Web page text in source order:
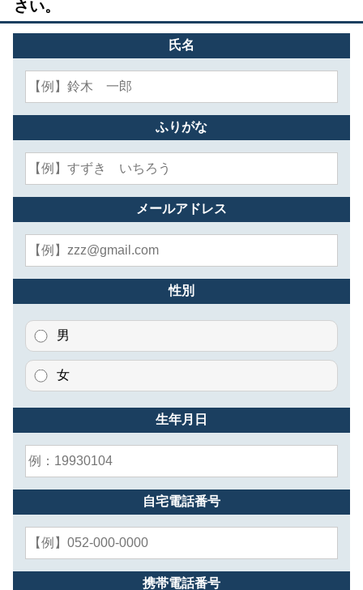
さい。
氏名
ふりがな
メールアドレス
性別
男
女
生年月日
自宅電話番号
携帯電話番号